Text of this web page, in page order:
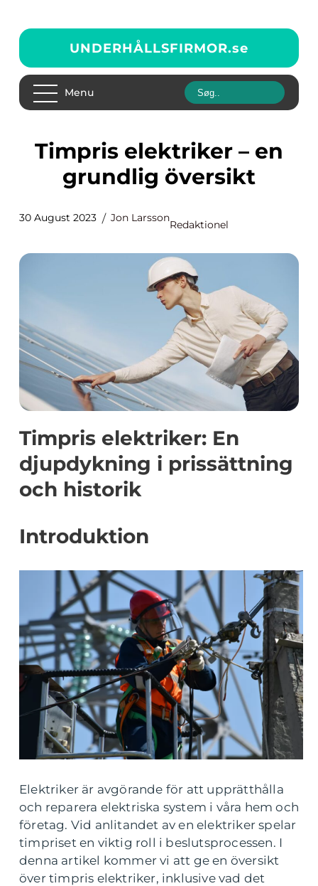
UNDERHÅLLSFIRMOR.se
Menu
Timpris elektriker – en
grundlig översikt
30 August 2023 Jon Larsson
Redaktionel
Timpris elektriker: En
djupdykning i prissättning
och historik
Introduktion
Elektriker är avgörande för att upprätthålla
och reparera elektriska system i våra hem och
företag. Vid anlitandet av en elektriker spelar
timpriset en viktig roll i beslutsprocessen. I
denna artikel kommer vi att ge en översikt
över timpris elektriker, inklusive vad det